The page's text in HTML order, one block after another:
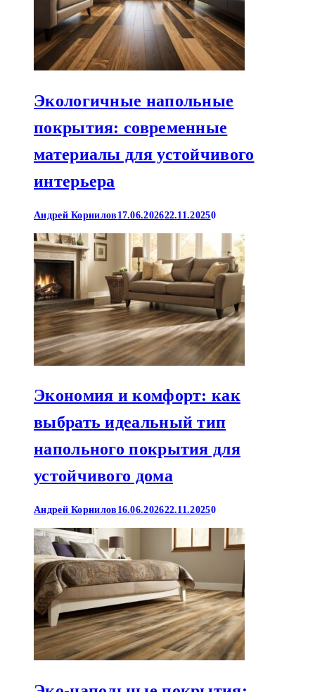
Экологичные напольные
покрытия: современные
материалы для устойчивого
интерьера
Андрей Корнилов 17.06.202622.11.20250
Экономия и комфорт: как
выбрать идеальный тип
напольного покрытия для
устойчивого дома
Андрей Корнилов 16.06.202622.11.20250